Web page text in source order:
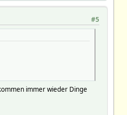
#5
immer wieder Dinge